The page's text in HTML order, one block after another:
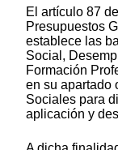
El artículo 87
Presupuestos
establece las
Social,
Formación
en su apartado
Sociales para
aplicación y